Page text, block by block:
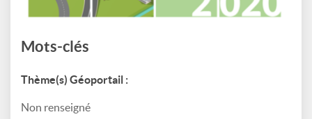
Mots-clés
Thème(s) Géoportail :
Non renseigné